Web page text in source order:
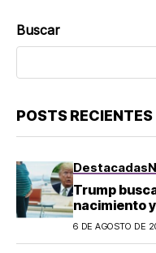
Buscar
POSTS RECIENTES
Destacadas
Trump
nacimiento
¿a quién
6 DE AGOSTO DE